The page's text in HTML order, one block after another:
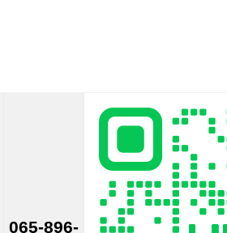
065-896-